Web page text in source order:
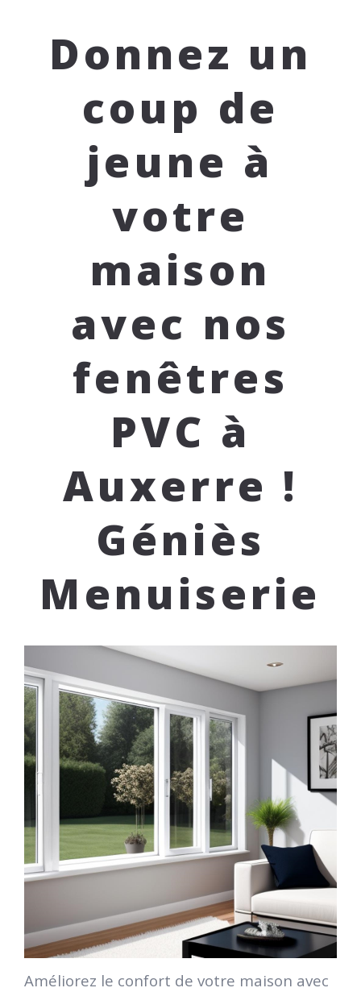
Donnez un
coup de
jeune à
votre
maison
avec nos
fenêtres
PVC à
Auxerre !
Géniès
Menuiserie
Améliorez le confort de votre maison avec